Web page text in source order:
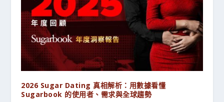
2026 Sugar Dating 真相解析：用數據看懂
Sugarbook 的使用者、需求與全球趨勢